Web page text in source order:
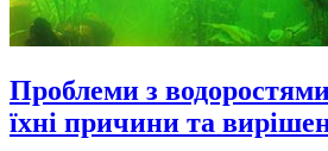
Проблеми з
їхні причини та